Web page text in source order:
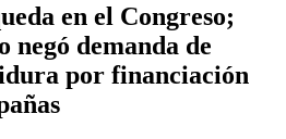
en el Congreso;
negó demanda de
por financiación